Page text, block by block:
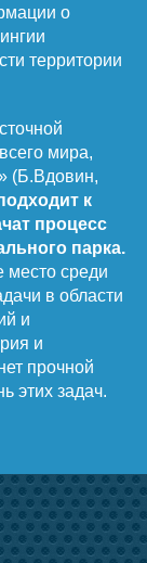
о
территории
мира,
(Б.Вдовин,
к
процесс
парка.
место среди
в области
и
и
прочной
этих задач.